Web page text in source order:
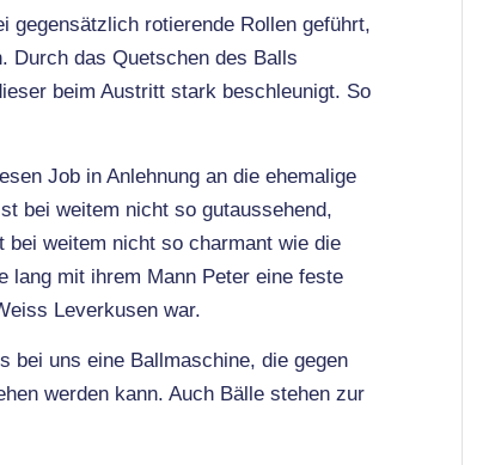
gegensätzlich rotierende Rollen geführt,
Durch das Quetschen des Balls
beim Austritt stark beschleunigt. So
Job in Anlehnung an die ehemalige
bei weitem nicht so gutaussehend,
bei weitem nicht so charmant wie die
lang mit ihrem Mann Peter eine feste
Leverkusen war.
bei uns eine Ballmaschine, die gegen
werden kann. Auch Bälle stehen zur